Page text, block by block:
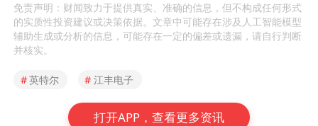
免责声明：财闻致力于提供真实、准确的信息，但不构成任何形式
的实质性投资建议或决策依据。文章中可能存在涉及人工智能模型
辅助生成或分析的信息，可能存在一定的偏差或遗漏，请自行判断
并核实。
#英特尔 # 江丰电子
打开APP，查看更多资讯